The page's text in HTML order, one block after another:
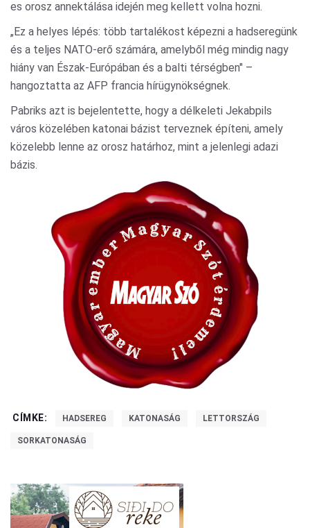
es orosz annektálása idején meg kellett volna hozni.
„Ez a helyes lépés: több tartalékost képezni a hadseregünk
és a teljes NATO-erő számára, amelyből még mindig nagy
hiány van Észak-Európában és a balti térségben" –
hangoztatta az AFP francia hírügynökségnek.
Pabriks azt is bejelentette, hogy a délkeleti Jekabpils
város közelében katonai bázist terveznek építeni, amely
közelebb lenne az orosz határhoz, mint a jelenlegi adazi
bázis.
CÍMKE: HADSEREG KATONASÁG LETTORSZÁG
SORKATONASÁG